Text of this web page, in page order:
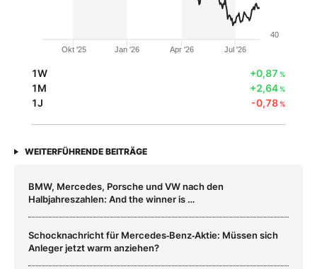
Okt '25 Jan '26 Apr '26 Jul '26
40
1W +0,87 %
1M +2,64%
1J -0,78%
WEITERFÜHRENDE BEITRÄGE
BMW, Mercedes, Porsche und VW nach den
Halbjahreszahlen: And the winner is …
Schocknachricht für Mercedes‑Benz‑Aktie: Müssen sich
Anleger jetzt warm anziehen?